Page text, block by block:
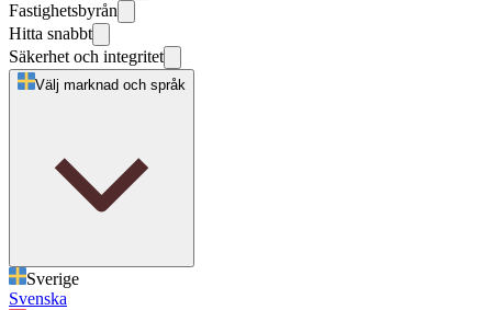
Fastighetsbyrån
Hitta snabbt
Säkerhet och integritet
Välj marknad och språk
Sverige
Svenska